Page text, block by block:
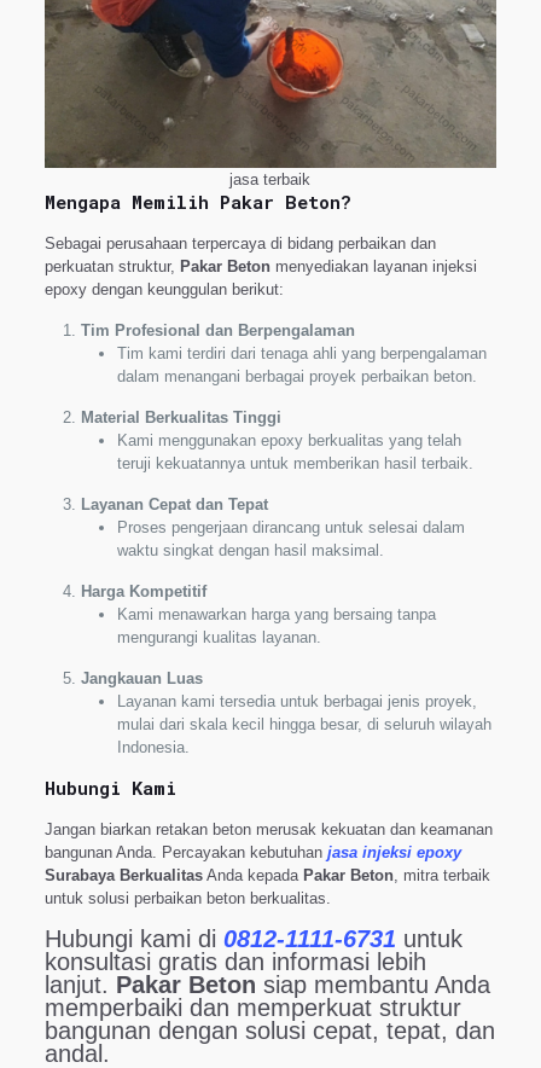
jasa terbaik
Mengapa Memilih Pakar Beton?
Sebagai perusahaan terpercaya di bidang perbaikan dan
perkuatan struktur, Pakar Betonmenyediakan layanan injeksi
epoxy dengan keunggulan berikut:
Tim Profesional dan Berpengalaman
Tim kami terdiri dari tenaga ahli yang berpengalaman
dalam menangani berbagai proyek perbaikan beton.
Material Berkualitas Tinggi
Kami menggunakan epoxy berkualitas yang telah
teruji kekuatannya untuk memberikan hasil terbaik.
Layanan Cepat dan Tepat
Proses pengerjaan dirancang untuk selesai dalam
waktu singkat dengan hasil maksimal.
Harga Kompetitif
Kami menawarkan harga yang bersaing tanpa
mengurangi kualitas layanan.
Jangkauan Luas
Layanan kami tersedia untuk berbagai jenis proyek,
mulai dari skala kecil hingga besar, di seluruh wilayah
Indonesia.
Hubungi Kami
Jangan biarkan retakan beton merusak kekuatan dan keamanan
bangunan Anda. Percayakan kebutuhan jasa injeksi epoxy
Surabaya BerkualitasAnda kepada Pakar Beton, mitra terbaik
untuk solusi perbaikan beton berkualitas.
Hubungi kami di 0812-1111-6731 untuk
konsultasi gratis dan informasi lebih
lanjut. Pakar Beton siap membantu Anda
memperbaiki dan memperkuat struktur
bangunan dengan solusi cepat, tepat, dan
andal.